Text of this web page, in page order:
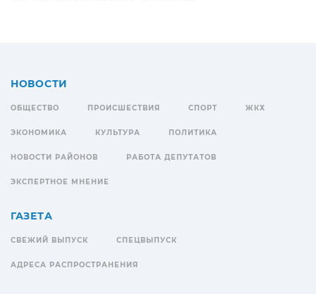
НОВОСТИ
ОБЩЕСТВО ПРОИСШЕСТВИЯ СПОРТ ЖКХ
ЭКОНОМИКА КУЛЬТУРА ПОЛИТИКА
НОВОСТИ РАЙОНОВ РАБОТА ДЕПУТАТОВ
ЭКСПЕРТНОЕ МНЕНИЕ
ГАЗЕТА
СВЕЖИЙ ВЫПУСК СПЕЦВЫПУСК
АДРЕСА РАСПРОСТРАНЕНИЯ